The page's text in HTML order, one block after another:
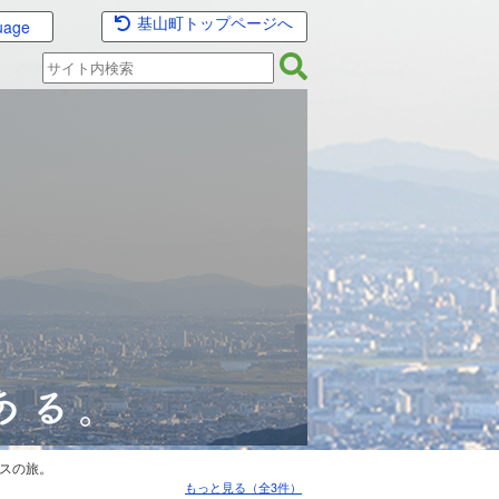
基山町トップページへ
旅。
もっと見る（全3件）